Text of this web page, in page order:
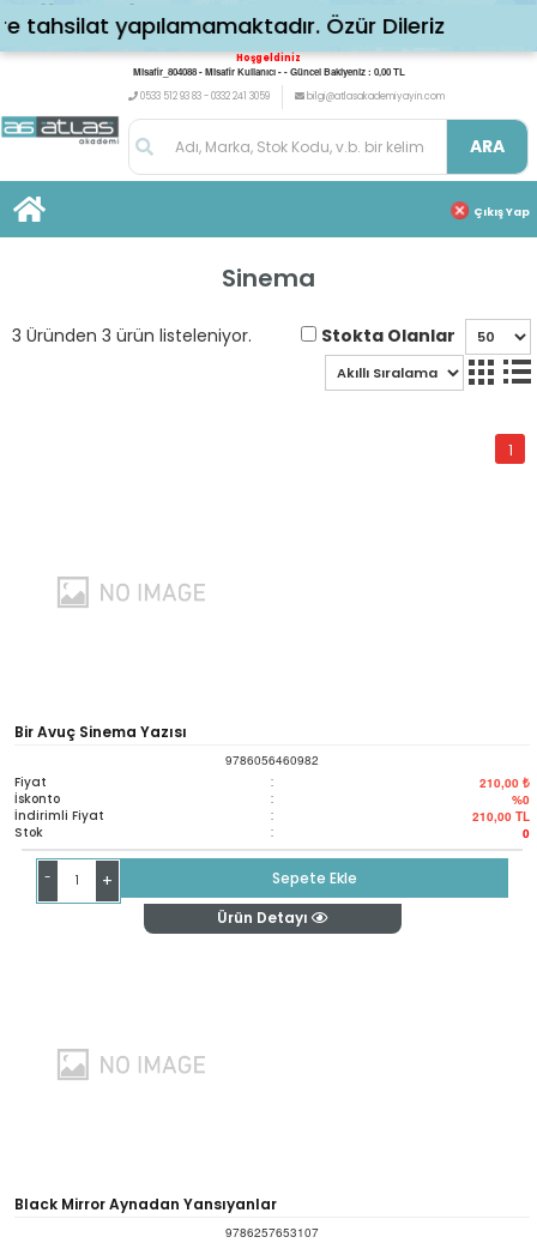
yapılamamaktadır. Özür Dileriz
Hoşgeldiniz
Misafir_804088 - Misafir Kullanıcı - - Güncel Bakiyeniz : 0,00 TL
0533 512 93 83 - 0332 241 3059
bilgi@atlasakademiyayin.com
ARA
Çıkış Yap
Sinema
3 Üründen 3 ürün listeleniyor. Stokta Olanlar
1
Bir Avuç Sinema Yazısı
9786056460982
Fiyat : 210,00 ₺
İskonto : %0
İndirimli Fiyat : 210,00 TL
Stok : 0
- +
Sepete Ekle
Ürün Detayı
Black Mirror Aynadan Yansıyanlar
9786257653107